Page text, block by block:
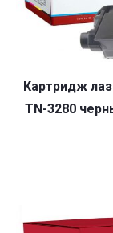
Картридж
TN-3280